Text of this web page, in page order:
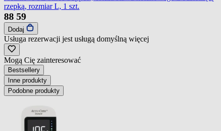
rzepką, rozmiar L, 1 szt.
88 59
Dodaj
Usługa rezerwacji jest usługą domyślną więcej
Mogą Cię zainteresować
Bestsellery
Inne produkty
Podobne produkty